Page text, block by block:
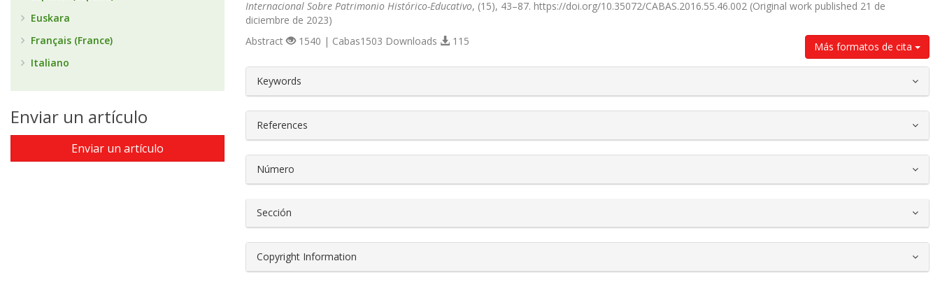
Internacional Sobre Patrimonio Histórico-Educativo, (15), 43–87. https://doi.org/10.35072/CABAS.2016.55.46.002 (Original work published 21 de
diciembre de 2023)
Más formatos de cita
Abstract 1540 | Cabas1503 Downloads 115
##plugins.themes.bootstrap3.article.details##
Keywords
References
Número
Sección
Copyright Information
Euskara
Français (France)
Italiano
Enviar un artículo
Enviar un artículo